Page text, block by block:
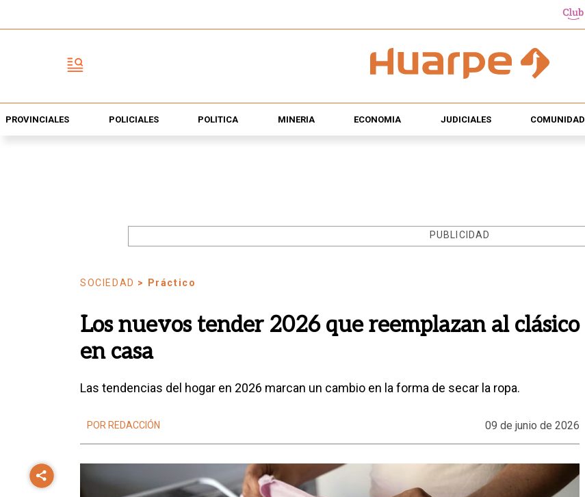
PROVINCIALES POLICIALES POLÍTICA MINERÍA ECONOMÍA JUDICIALES COMUNIDAD
PUBLICIDAD
SOCIEDAD > Práctico
Los nuevos tender 2026 que reemplazan al clásico
en casa
Las tendencias del hogar en 2026 marcan un cambio en la forma de secar la ropa.
POR REDACCIÓN 09 de junio de 2026